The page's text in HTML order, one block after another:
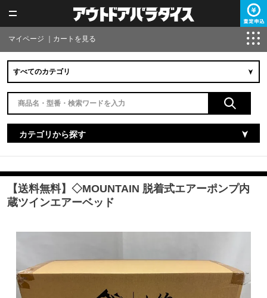
マイページ カートを見る
カテゴリから探す
【送料無料】◇MOUNTAIN 脱着式エアーポンプ内
蔵ツインエアーベッド